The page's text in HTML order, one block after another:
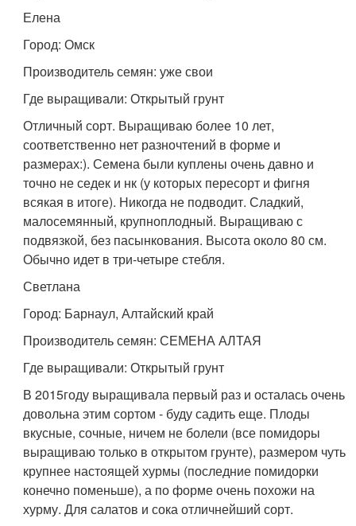
Елена
Город: Омск
Производитель семян: уже свои
Где выращивали: Открытый грунт
Отличный сорт. Выращиваю более 10 лет,
соответственно нет разночтений в форме и
размерах:). Семена были куплены очень давно и
точно не седек и нк (у которых пересорт и фигня
всякая в итоге). Никогда не подводит. Сладкий,
малосемянный, крупноплодный. Выращиваю с
подвязкой, без пасынкования. Высота около 80 см.
Обычно идет в три-четыре стебля.
Светлана
Город: Барнаул, Алтайский край
Производитель семян: СЕМЕНА АЛТАЯ
Где выращивали: Открытый грунт
В 2015году выращивала первый раз и осталась очень
довольна этим сортом - буду садить еще. Плоды
вкусные, сочные, ничем не болели (все помидоры
выращиваю только в открытом грунте), размером чуть
крупнее настоящей хурмы (последние помидорки
конечно поменьше), а по форме очень похожи на
хурму. Для салатов и сока отличнейший сорт.